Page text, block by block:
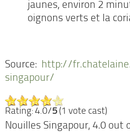
jaunes, environ 2
oignons verts et la
Source: http://
singapour/
Rating: 4.0/5 (1 vote cast)
Nouilles Singapour, 4.0 out